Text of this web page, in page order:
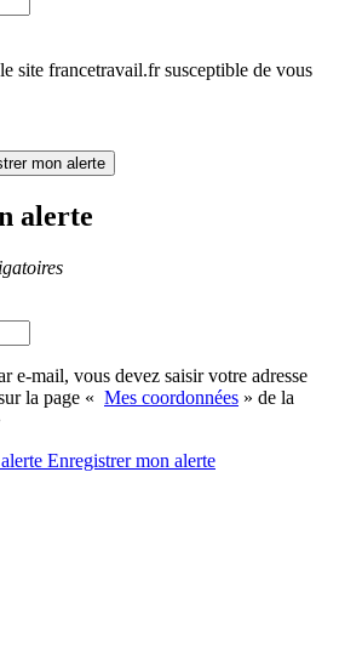
site francetravail.fr susceptible de vous
mon alerte
alerte
e-mail, vous devez saisir votre adresse
la page « Mes coordonnées » de la
Enregistrermon alerte